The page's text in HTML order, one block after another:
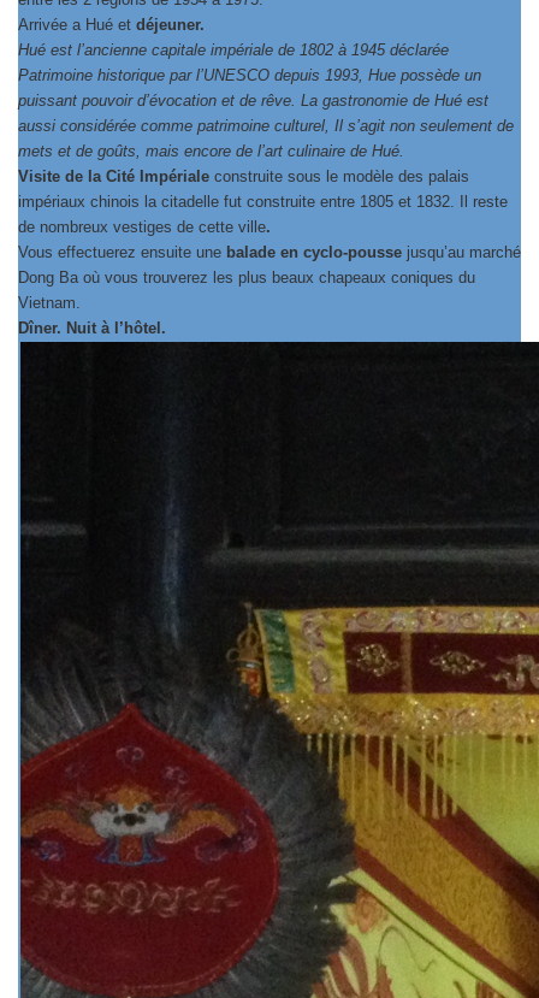
Arrivée a Hué et déjeuner.
Hué est l’ancienne capitale impériale de 1802 à 1945 déclarée
Patrimoine historique par l’UNESCO depuis 1993, Hue possède un
puissant pouvoir d’évocation et de rêve. La gastronomie de Hué est
aussi considérée comme patrimoine culturel, Il s’agit non seulement de
mets et de goûts, mais encore de l’art culinaire de Hué.
Visite de la Cité Impériale construite sous le modèle des palais
impériaux chinois la citadelle fut construite entre 1805 et 1832. Il reste
de nombreux vestiges de cette ville.
Vous effectuerez ensuite une balade en cyclo-pousse jusqu’au marché
Dong Ba où vous trouverez les plus beaux chapeaux coniques du
Vietnam.
Dîner. Nuit à l’hôtel.